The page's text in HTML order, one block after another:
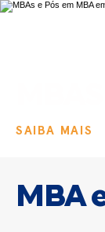
SAIBA MAIS
MBA